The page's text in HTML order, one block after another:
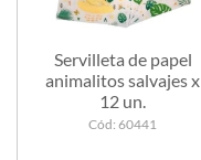
Servilleta de papel
animalitos salvajes x
12 un.
Cód: 60441